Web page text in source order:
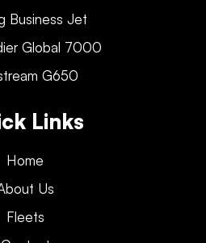
Business Jet
Global 7000
G650
Links
Home
Us
Fleets